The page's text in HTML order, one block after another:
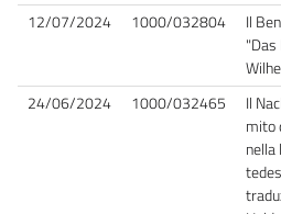
12/07/2024 1000/032804
Il
"Das
24/06/2024 1000/032465
Il
mito